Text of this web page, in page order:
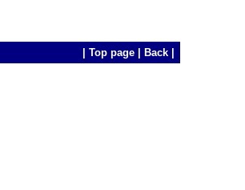
Top page| Back|